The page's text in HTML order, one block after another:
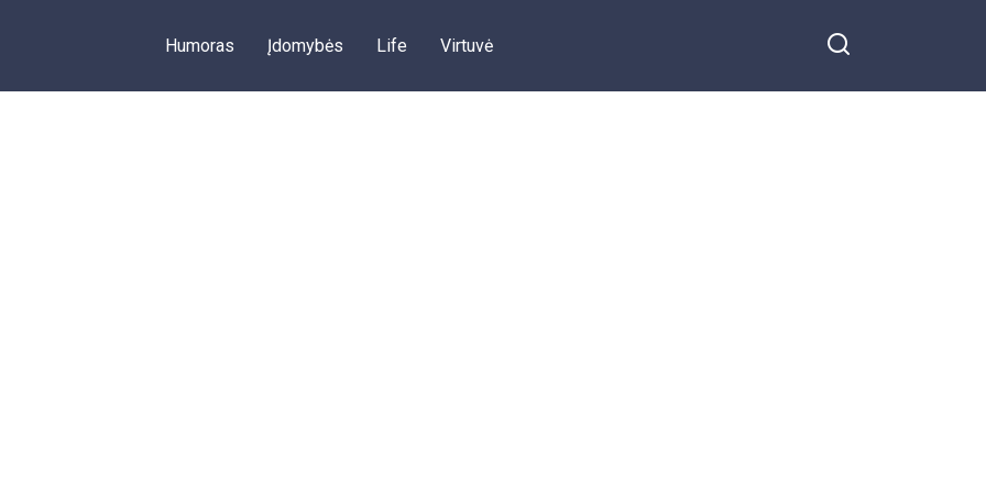
Humoras Įdomybės Life Virtuvė